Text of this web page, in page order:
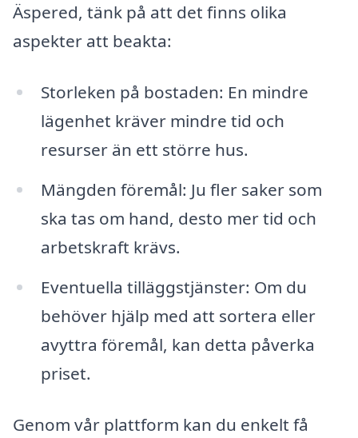
Äspered, tänk på att det finns olika
aspekter att beakta:
Storleken på bostaden: En mindre
lägenhet kräver mindre tid och
resurser än ett större hus.
Mängden föremål: Ju fler saker som
ska tas om hand, desto mer tid och
arbetskraft krävs.
Eventuella tilläggstjänster: Om du
behöver hjälp med att sortera eller
avyttra föremål, kan detta påverka
priset.
Genom vår plattform kan du enkelt få